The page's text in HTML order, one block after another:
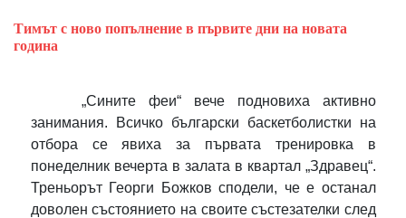
Тимът с ново попълнение в първите дни на новата
година
„Сините феи“ вече подновиха активно
занимания. Всичко български баскетболистки на
отбора се явиха за първата тренировка в
понеделник вечерта в залата в квартал „Здравец“.
Треньорът Георги Божков сподели, че е останал
доволен състоянието на своите състезателки след